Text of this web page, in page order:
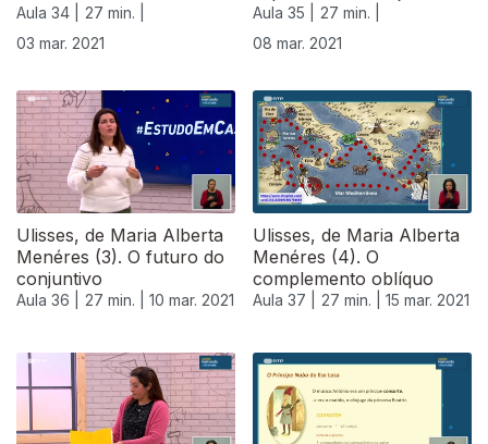
Aula 34 |
27 min. |
03 mar. 2021
Aula 35 |
27 min. |
08 mar. 2021
Ulisses, de Maria Alberta
Menéres (3). O futuro do
conjuntivo
Aula 36 | 27 min. | 10 mar. 2021
Ulisses, de Maria Alberta
Menéres (4). O
complemento oblíquo
Aula 37 | 27 min. | 15 mar. 2021